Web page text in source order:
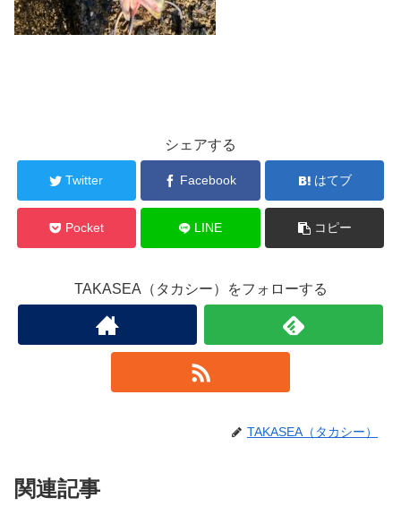
シェアする
Twitter Facebook はてブ
Pocket LINE コピー
TAKASEA（タカシー）をフォローする
TAKASEA（タカシー）
関連記事